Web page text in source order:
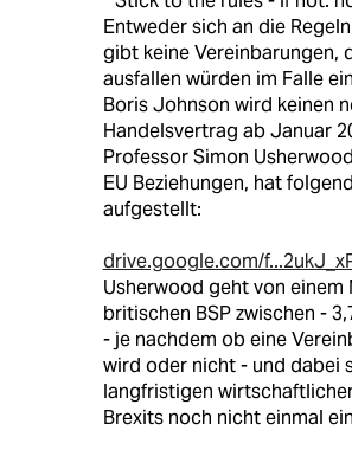
Entweder sich an die
gibt keine Vereinbarungen,
ausfallen würden im Falle
Boris Johnson wird keinen
Handelsvertrag ab Januar
Professor Simon
EU Beziehungen, hat
aufgestellt:
drive.google.com/
Usherwood geht von einem
britischen BSP zwischen -
- je nachdem ob eine
wird oder nicht - und dabei
langfristigen
Brexits noch nicht einmal